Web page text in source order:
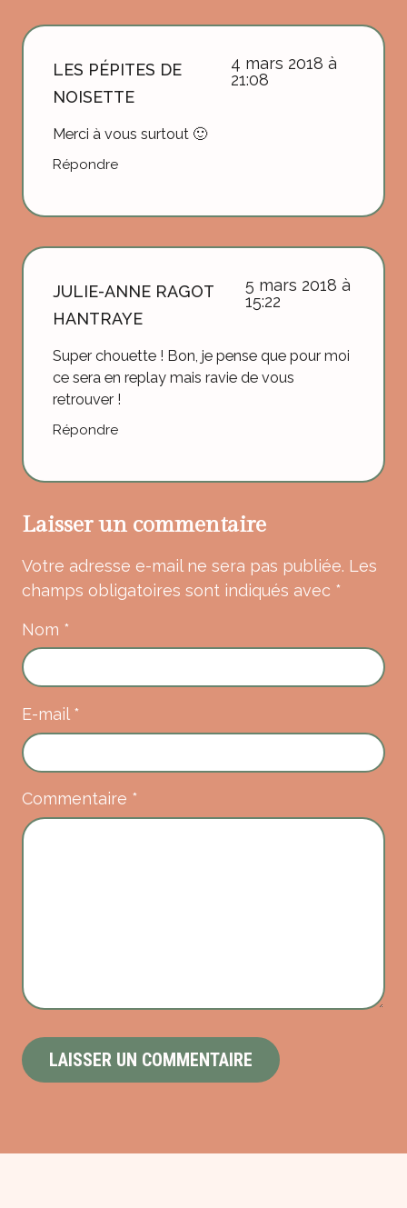
LES PÉPITES DE
NOISETTE
4 mars 2018 à
21:08
Merci à vous surtout 🙂
Répondre
JULIE-ANNE RAGOT
HANTRAYE
5 mars 2018 à
15:22
Super chouette ! Bon, je pense que pour moi
ce sera en replay mais ravie de vous
retrouver !
Répondre
Laisser un commentaire
Votre adresse e-mail ne sera pas publiée. Les
champs obligatoires sont indiqués avec *
Commentaire *
Nom *
E-mail *